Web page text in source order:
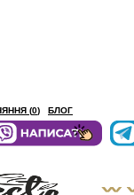
(0) БЛОГ